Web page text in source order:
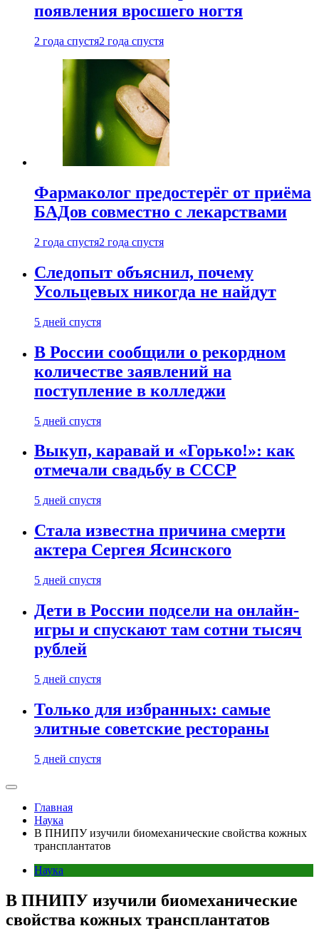
появления вросшего ногтя
2 года спустя2 года спустя
Фармаколог предостерёг от приёма
БАДов совместно с лекарствами
2 года спустя2 года спустя
Следопыт объяснил, почему
Усольцевых никогда не найдут
5 дней спустя
В России сообщили о рекордном
количестве заявлений на
поступление в колледжи
5 дней спустя
Выкуп, каравай и «Горько!»: как
отмечали свадьбу в СССР
5 дней спустя
Стала известна причина смерти
актера Сергея Ясинского
5 дней спустя
Дети в России подсели на онлайн-
игры и спускают там сотни тысяч
рублей
5 дней спустя
Только для избранных: самые
элитные советские рестораны
5 дней спустя
Главная
Наука
В ПНИПУ изучили биомеханические свойства кожных
трансплантатов
Наука
В ПНИПУ изучили биомеханические
свойства кожных трансплантатов